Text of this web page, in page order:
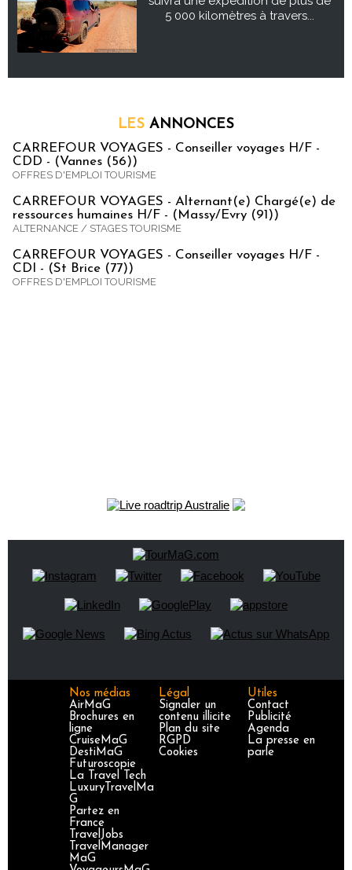
5 000 kilomètres à travers...
LES ANNONCES
CARREFOUR VOYAGES - Conseiller voyages H/F -
CDD - (Vannes (56))
OFFRES D'EMPLOI TOURISME
CARREFOUR VOYAGES - Alternant(e) Chargé(e) de
ressources humaines H/F - (Massy/Evry (91))
ALTERNANCE / STAGES TOURISME
CARREFOUR VOYAGES - Conseiller voyages H/F -
CDI - (St Brice (77))
OFFRES D'EMPLOI TOURISME
Nos médias
AirMaG
Brochures en
ligne
CruiseMaG
DestiMaG
Futuroscopie
La Travel Tech
LuxuryTravelMa
G
Partez en
France
TravelJobs
TravelManager
MaG
Légal
Signaler un
contenu illicite
Plan du site
RGPD
Cookies
Utiles
Contact
Publicité
Agenda
La presse en
parle